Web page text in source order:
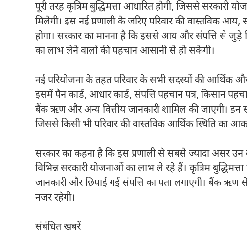
पूरी तरह कृत्रिम बुद्धिमत्ता आधारित होगी, जिससे सरकारी
मिलेगी। इस नई प्रणाली के जरिए परिवार की वास्तविक
होगा। सरकार का मानना है कि इससे आय और संपत्ति से
का लाभ लेने वालों की पहचान आसानी से हो सकेगी।
नई परियोजना के तहत परिवार के सभी सदस्यों की आर्थिक
इसमें पैन कार्ड, आधार कार्ड, संपत्ति पहचान पत्र, किसान
बैंक ऋण और अन्य वित्तीय जानकारी शामिल की जाएगी। इन
जिससे किसी भी परिवार की वास्तविक आर्थिक स्थिति का
सरकार का कहना है कि इस प्रणाली से सबसे ज्यादा असर
विभिन्न सरकारी योजनाओं का लाभ ले रहे हैं। कृत्रिम
जानकारी और छिपाई गई संपत्ति का पता लगाएगी। बैंक
नजर रहेगी।
संबंधित खबरें